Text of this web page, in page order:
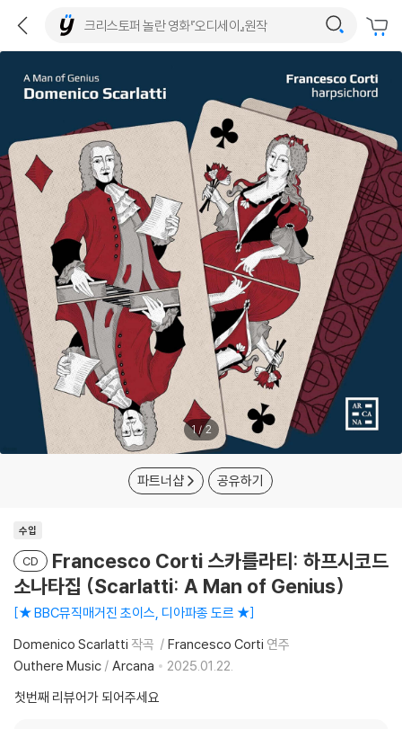
1/2
파트너샵 공유하기
수입
CD
Francesco Corti 스카를라티: 하프시코드
소나타집 (Scarlatti: A Man of Genius)
★ BBC뮤직매거진 초이스, 디아파종 도르 ★
Domenico Scarlatti 작곡 Francesco Corti 연주
Outhere Music / Arcana
2025.01.22.
첫번째 리뷰어가 되어주세요